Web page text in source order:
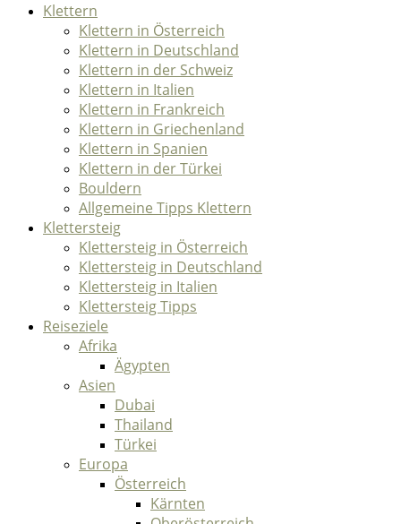
Klettern
Klettern in Österreich
Klettern in Deutschland
Klettern in der Schweiz
Klettern in Italien
Klettern in Frankreich
Klettern in Griechenland
Klettern in Spanien
Klettern in der Türkei
Bouldern
Allgemeine Tipps Klettern
Klettersteig
Klettersteig in Österreich
Klettersteig in Deutschland
Klettersteig in Italien
Klettersteig Tipps
Reiseziele
Afrika
Ägypten
Asien
Dubai
Thailand
Türkei
Europa
Österreich
Kärnten